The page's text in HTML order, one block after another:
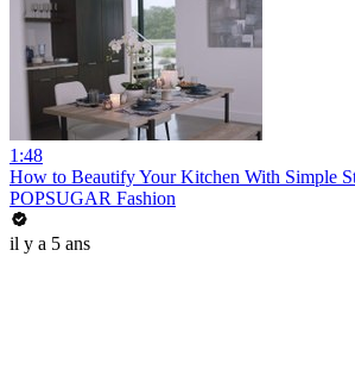
1:48
How to Beautify Your Kitchen With Simple
POPSUGAR Fashion
il y a 5 ans